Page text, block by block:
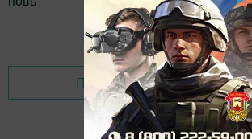
Добавить Шешминскую новь в
Перейти на страницу